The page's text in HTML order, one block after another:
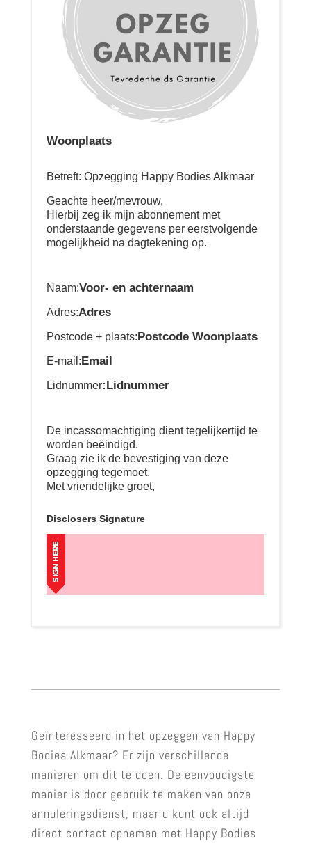
Woonplaats
Betreft: Opzegging Happy Bodies Alkmaar
Geachte heer/mevrouw,
Hierbij zeg ik mijn abonnement met
onderstaande gegevens per eerstvolgende
mogelijkheid na dagtekening op.
Naam:Voor- en achternaam
Adres:Adres
Postcode + plaats:Postcode Woonplaats
E-mail:Email
Lidnummer:Lidnummer
De incassomachtiging dient tegelijkertijd te
worden beëindigd.
Graag zie ik de bevestiging van deze
opzegging tegemoet.
Met vriendelijke groet,
Disclosers Signature
Geïnteresseerd in het opzeggen van Happy
Bodies Alkmaar? Er zijn verschillende
manieren om dit te doen. De eenvoudigste
manier is door gebruik te maken van onze
annuleringsdienst, maar u kunt ook altijd
direct contact opnemen met Happy Bodies